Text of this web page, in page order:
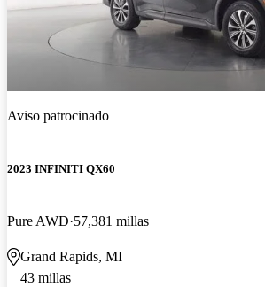
Aviso patrocinado
2023 INFINITI QX60
Pure AWD 57,381 millas
Grand Rapids, MI
43 millas